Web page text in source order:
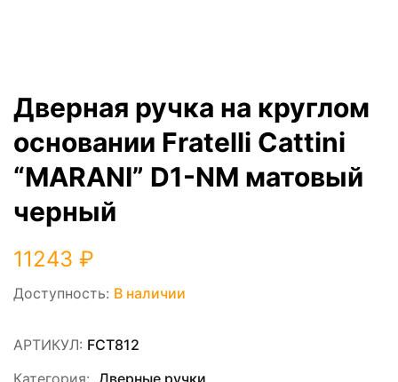
Дверная ручка на круглом
основании Fratelli Cattini
“MARANI” D1-NM матовый
черный
11243 ₽
Доступность: В наличии
АРТИКУЛ: FCT812
Категория: Дверные ручки